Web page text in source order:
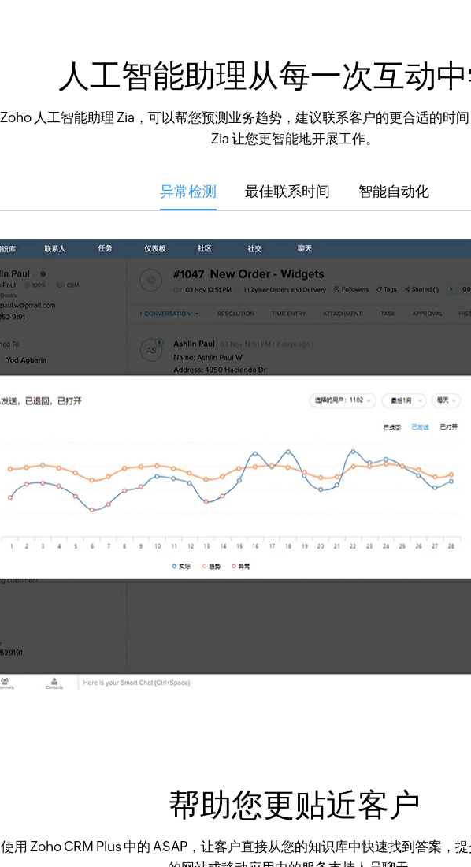
人工智能助理从每一次互动
Zoho 人工智能助理 Zia，可以帮您预测业务趋势，建议联系客户的更合适的时
Zia 让您更智能地开展工作。
异常检测 最佳联系时间 智能自动化
帮助您更贴近客户
使用 Zoho CRM Plus 中的 ASAP，让客户直接从您的知识库中快速找到答案，